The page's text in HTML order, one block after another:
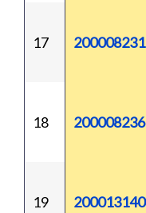
17 200008231
18 200008236
19 200013140